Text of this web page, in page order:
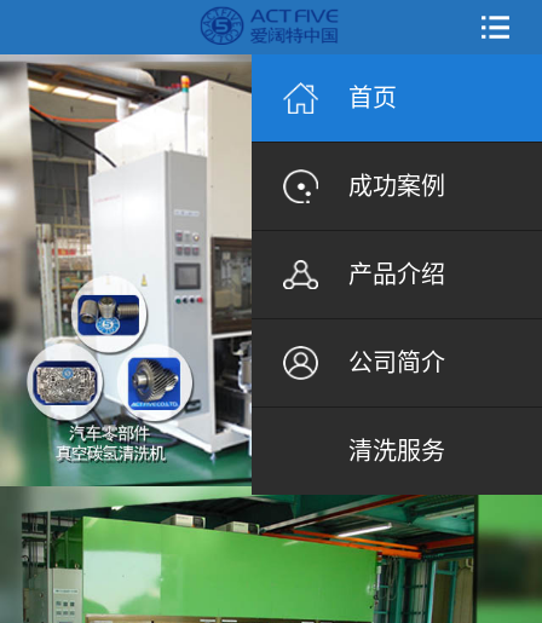
首页
成功案例
产品介绍
公司简介
清洗服务